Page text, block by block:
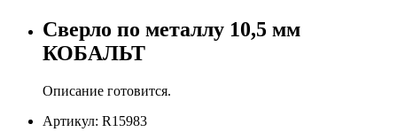
Сверло по металлу 10,5 мм
КОБАЛЬТ
Описание готовится.
Артикул: R15983